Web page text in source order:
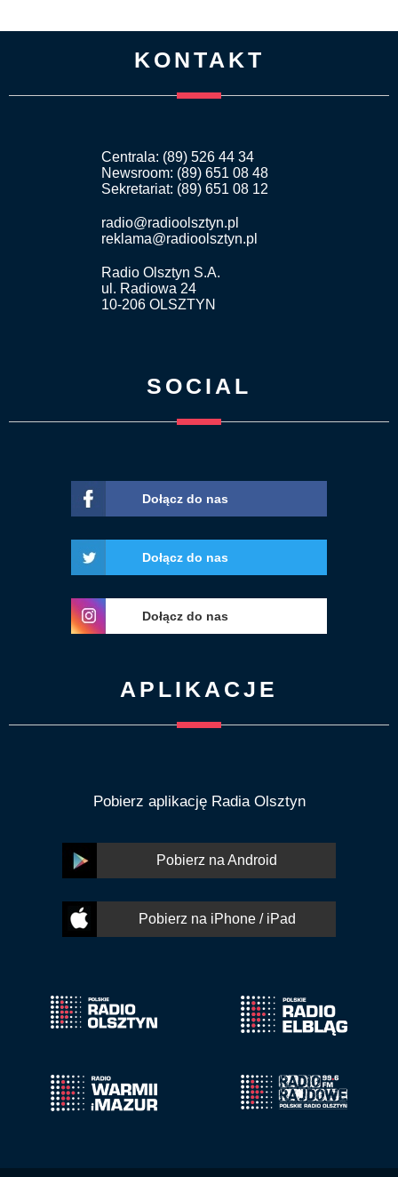
KONTAKT
Centrala: (89) 526 44 34
Newsroom: (89) 651 08 48
Sekretariat: (89) 651 08 12
radio@radioolsztyn.pl
reklama@radioolsztyn.pl
Radio Olsztyn S.A.
ul. Radiowa 24
10-206 OLSZTYN
SOCIAL
Dołącz do nas
Dołącz do nas
Dołącz do nas
APLIKACJE
Pobierz aplikację Radia Olsztyn
Pobierz na Android
Pobierz na iPhone / iPad